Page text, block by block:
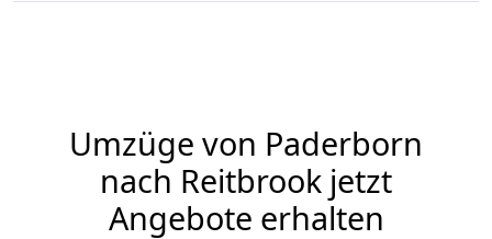
Umzüge von Paderborn
nach Reitbrook jetzt
Angebote erhalten